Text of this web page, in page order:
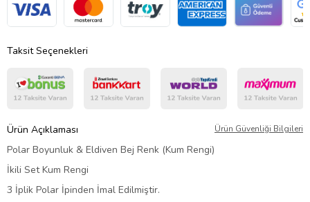
Taksit Seçenekleri
Ürün Açıklaması Ürün Güvenliği Bilgileri
Polar Boyunluk & Eldiven Bej Renk (Kum Rengi)
İkili Set Kum Rengi
3 İplik Polar İpinden İmal Edilmiştir.